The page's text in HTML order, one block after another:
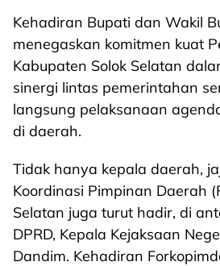
Kehadiran Bupati dan Wakil
menegaskan komitmen kuat
Kabupaten Solok Selatan
sinergi lintas pemerintahan
langsung pelaksanaan
di daerah.
Tidak hanya kepala daerah,
Koordinasi Pimpinan Daerah
Selatan juga turut hadir, di
DPRD, Kepala Kejaksaan
Dandim. Kehadiran